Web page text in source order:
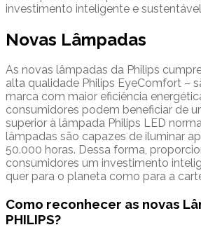
investimento inteligente e
Novas Lâmpadas
As novas lâmpadas da Philips
alta qualidade Philips EyeComfort –
marca com maior eficiência
consumidores podem beneficiar de
superior à lâmpada Philips LED
lâmpadas são capazes de iluminar
50.000 horas. Dessa forma,
consumidores um investimento
quer para o planeta como para a
Como reconhecer as novas
PHILIPS?